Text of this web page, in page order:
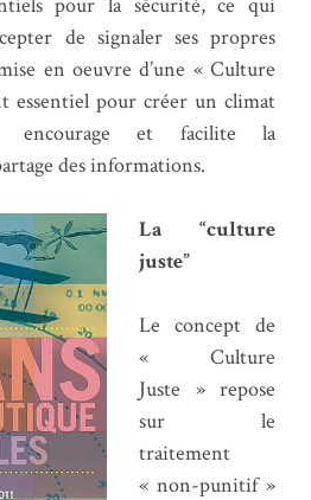
de signaler ses propres
en oeuvre d’une « Culture
essentiel pour créer un climat
encourage et facilite la
des informations.
La “culture
juste”
Le concept de
« Culture
Juste » repose
sur le
traitement
« non-punitif »